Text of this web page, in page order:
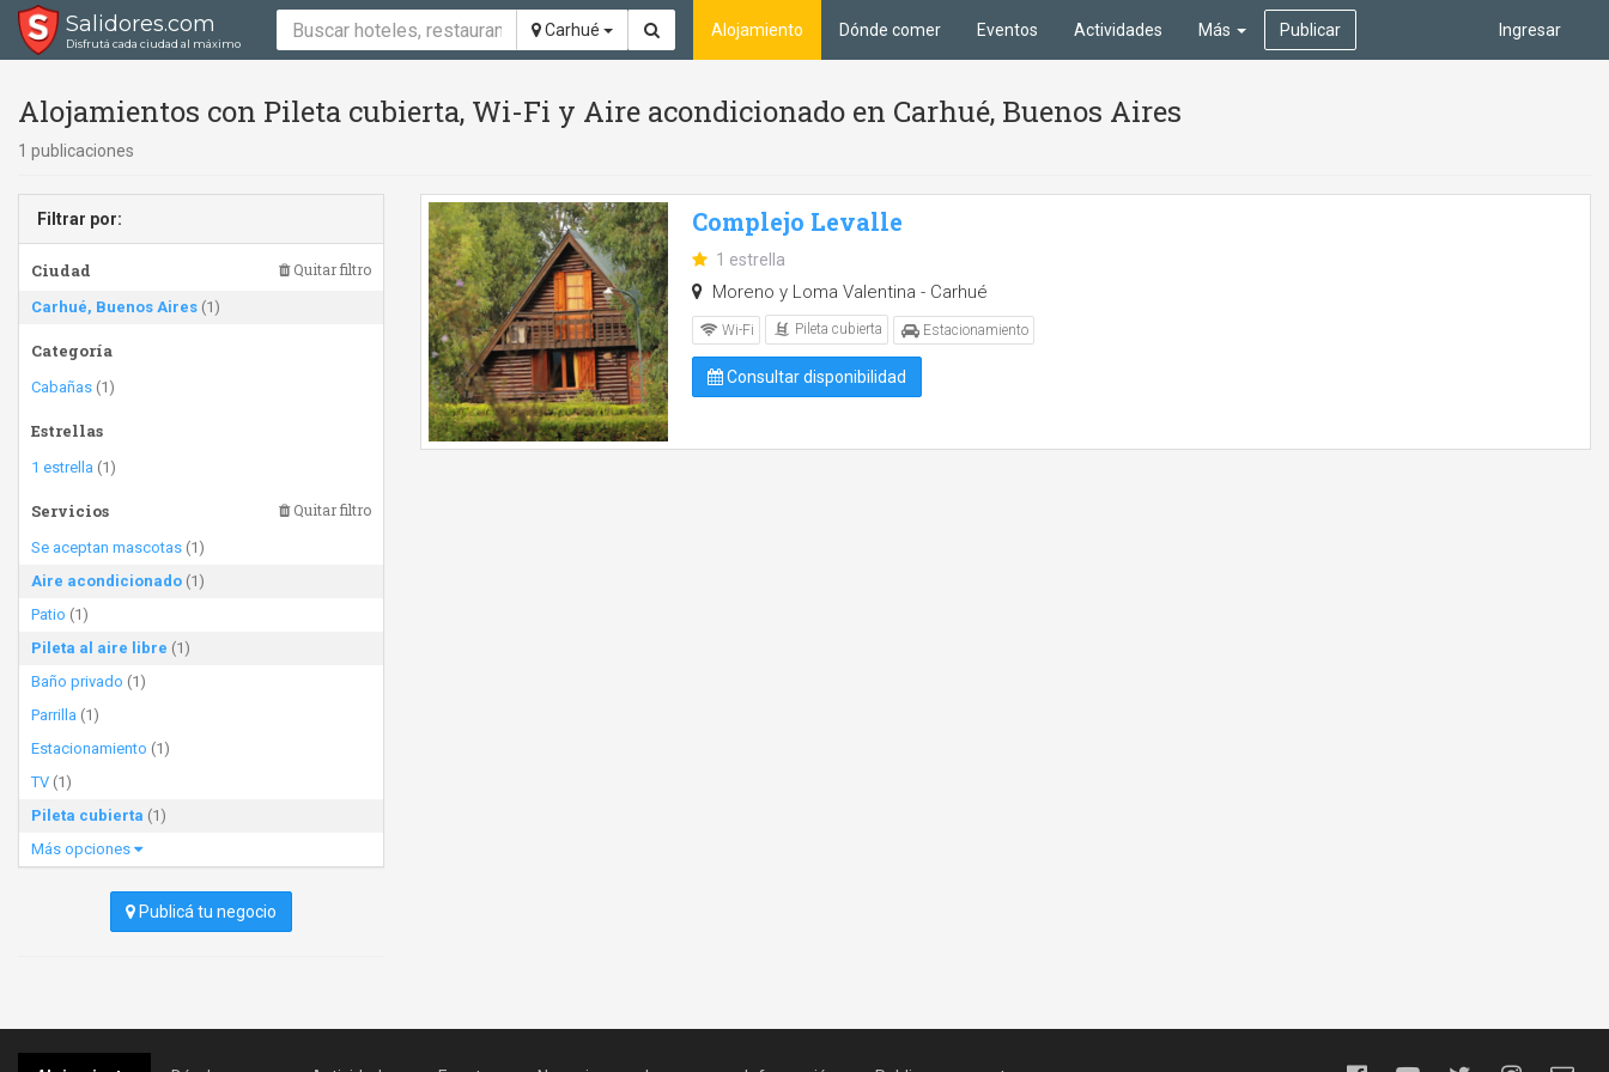
Salidores.com
Disfrutá cada ciudad al máximo
Carhué Ingresar
Alojamiento Dónde comer Eventos Actividades Más Publicar
Alojamientos con Pileta cubierta, Wi-Fi y Aire acondicionado en Carhué, Buenos Aires
1 publicaciones
Filtrar por:
Ciudad Quitar filtro
Carhué, Buenos Aires (1)
Categoría
Cabañas (1)
Estrellas
1 estrella (1)
Servicios Quitar filtro
Se aceptan mascotas (1)
Aire acondicionado (1)
Patio (1)
Pileta al aire libre (1)
Baño privado (1)
Parrilla (1)
Estacionamiento (1)
TV (1)
Pileta cubierta (1)
Más opciones
Publicá tu negocio
Complejo Levalle
1 estrella
Moreno y Loma Valentina - Carhué
Wi-Fi Pileta cubierta Estacionamiento
Consultar disponibilidad